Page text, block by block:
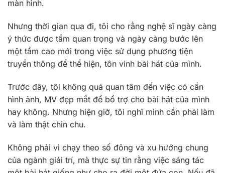
màn hình.
Nhưng thời gian qua đi, tôi cho rằng nghệ sĩ ngày càng
ý thức được tầm quan trọng và ngày càng bước lên
một tầm cao mới trong việc sử dụng phương tiện
truyền thông để thể hiện, tôn vinh bài hát của mình.
Trước đây, tôi không quá quan tâm đến việc có cần
hình ảnh, MV đẹp mắt để bổ trợ cho bài hát của mình
hay không. Nhưng hiện giờ, tôi nghĩ mình cần phải làm
và làm thật chỉn chu.
Không phải vì chạy theo số đông và xu hướng chung
của ngành giải trí, mà thực sự tin rằng việc sáng tác